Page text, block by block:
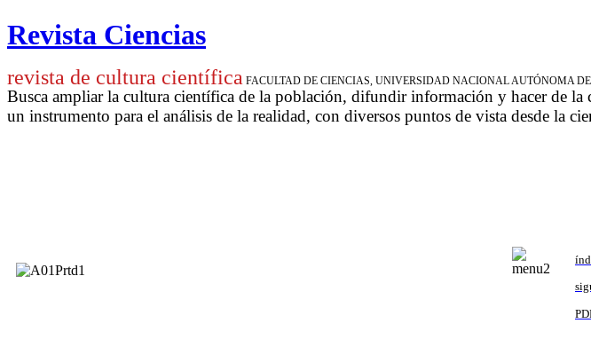
Revista Ciencias
revista de cultura científica FACULTAD DE CIENCIAS, UNIVERSIDAD NACIONAL AUTÓNOMA
Busca ampliar la cultura científica de la población, difundir información y hacer de la
un instrumento para el análisis de la realidad, con diversos puntos de vista desde la